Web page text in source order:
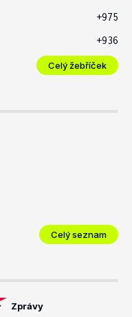
+975
+936
Celý žebříček
Celý seznam
Zprávy